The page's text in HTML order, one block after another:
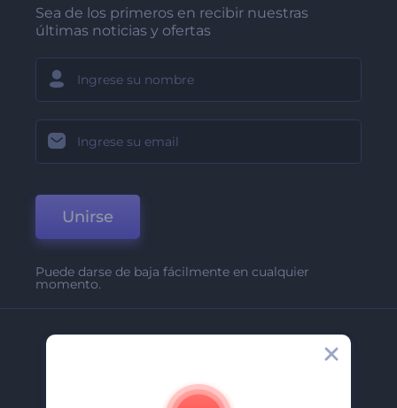
Sea de los primeros en recibir nuestras
últimas noticias y ofertas
Unirse
Puede darse de baja fácilmente en cualquier
momento.